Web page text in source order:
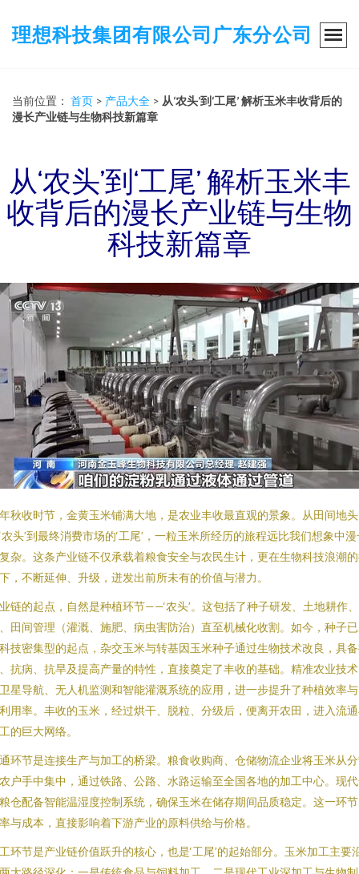
理想科技集团有限公司广东分公司
当前位置： 首页 > 产品大全 > 从‘农头’到‘工尾’ 解析玉米丰收背后的
漫长产业链与生物科技新篇章
从‘农头’到‘工尾’ 解析玉米丰
收背后的漫长产业链与生物
科技新篇章
秋收时节，金黄玉米铺满大地，是农业丰收最直观的景象。从田间地头
农头’到最终消费市场的‘工尾’，一粒玉米所经历的旅程远比我们想象中
杂。这条产业链不仅承载着粮食安全与农民生计，更在生物科技浪潮
，不断延伸、升级，迸发出前所未有的价值与潜力。
链的起点，自然是种植环节——‘农头’。这包括了种子研发、土地耕作
田间管理（灌溉、施肥、病虫害防治）直至机械化收割。如今，种子
技密集型的起点，杂交玉米与转基因玉米种子通过生物技术改良，具
抗病、抗旱及提高产量的特性，直接奠定了丰收的基础。精准农业技
星导航、无人机监测和智能灌溉系统的应用，进一步提升了种植效率
用率。丰收的玉米，经过烘干、脱粒、分级后，便离开农田，进入流
的巨大网络。
环节是连接生产与加工的桥梁。粮食收购商、仓储物流企业将玉米从
户手中集中，通过铁路、公路、水路运输至全国各地的加工中心。现
仓配备智能温湿度控制系统，确保玉米在储存期间品质稳定。这一环
与成本，直接影响着下游产业的原料供给与价格。
环节是产业链价值跃升的核心，也是‘工尾’的起始部分。玉米加工主要